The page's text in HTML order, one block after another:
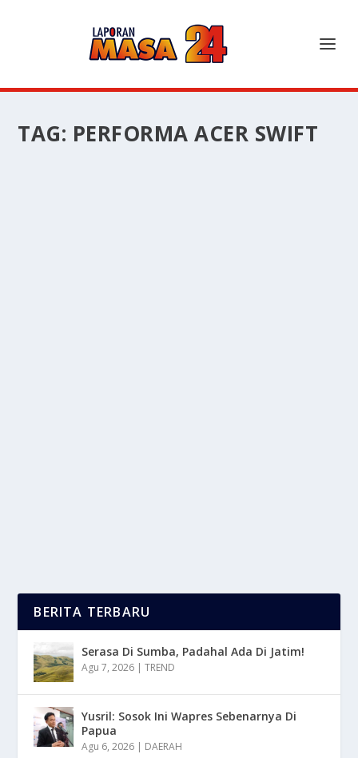
TAG: PERFORMA ACER SWIFT
BERITA TERBARU
Serasa Di Sumba, Padahal Ada Di Jatim!
Agu 7, 2026 |TREND
Yusril: Sosok Ini Wapres Sebenarnya Di
Papua
Agu 6, 2026 | DAERAH